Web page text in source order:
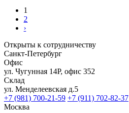
1
2
›
Открыты к сотрудничеству
Санкт-Петербург
Офис
ул. Чугунная 14Р, офис 352
Склад
ул. Менделеевская д.5
+7 (981) 700-21-59 +7 (911) 702-82-37
Москва